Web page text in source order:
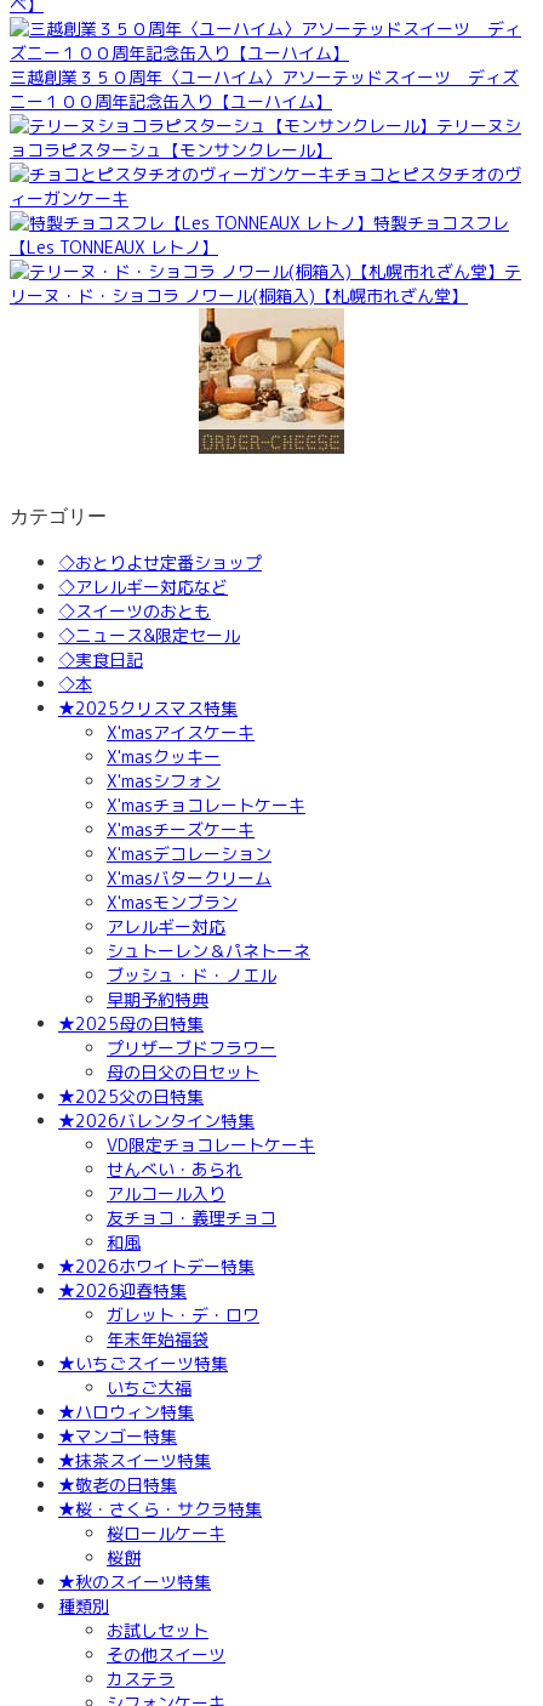
三越創業３５０周年〈ユーハイム〉アソーテッドスイーツ ディズ
ニー１００周年記念缶入り【ユーハイム】
テリーヌシ
ョコラピスターシュ【モンサンクレール】
チョコとピスタチオのヴ
ィーガンケーキ
特製チョコスフレ
【Les TONNEAUX レトノ】
テ
リーヌ・ド・ショコラ ノワール(桐箱入)【札幌市れざん堂】
カテゴリー
◇おとりよせ定番ショップ
◇アレルギー対応など
◇スイーツのおとも
◇ニュース&限定セール
◇実食日記
◇本
★2025クリスマス特集
X'masアイスケーキ
X'masクッキー
X'masシフォン
X'masチョコレートケーキ
X'masチーズケーキ
X'masデコレーション
X'masバタークリーム
X'masモンブラン
アレルギー対応
シュトーレン＆パネトーネ
ブッシュ・ド・ノエル
早期予約特典
★2025母の日特集
プリザーブドフラワー
母の日父の日セット
★2025父の日特集
★2026バレンタイン特集
VD限定チョコレートケーキ
せんべい・あられ
アルコール入り
友チョコ・義理チョコ
和風
★2026ホワイトデー特集
★2026迎春特集
ガレット・デ・ロワ
年末年始福袋
★いちごスイーツ特集
いちご大福
★ハロウィン特集
★マンゴー特集
★抹茶スイーツ特集
★敬老の日特集
★桜・さくら・サクラ特集
桜ロールケーキ
桜餅
★秋のスイーツ特集
種類別
お試しセット
その他スイーツ
カステラ